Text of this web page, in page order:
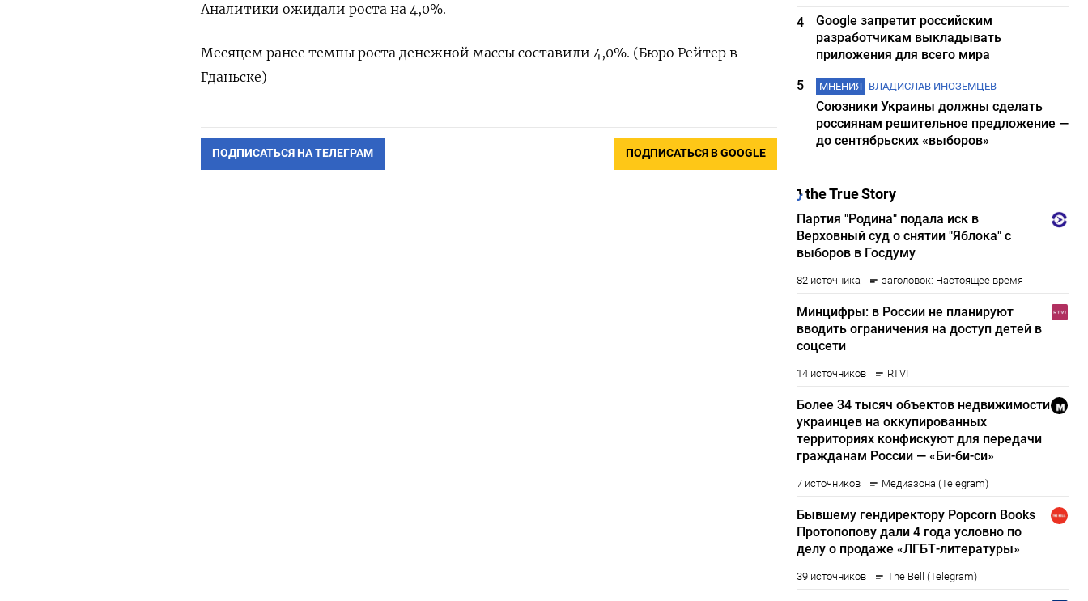
Аналитики ожидали роста на 4,0%.
Месяцем ранее темпы роста денежной массы составили 4,0%. (Бюро Рейтер в
Гданьске)
ПОДПИСАТЬСЯ НА ТЕЛЕГРАМ ПОДПИСАТЬСЯ В GOOGLE
4
Google запретит российским
разработчикам выкладывать
приложения для всего мира
5
МНЕНИЯ ВЛАДИСЛАВ ИНОЗЕМЦЕВ
Союзники Украины должны сделать
россиянам решительное предложение —
до сентябрьских «выборов»